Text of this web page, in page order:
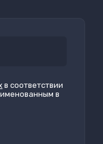
в соответствии
в